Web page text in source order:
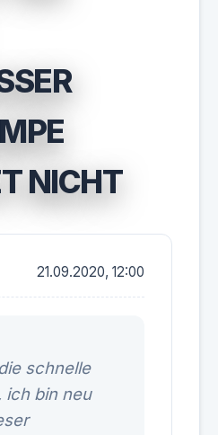
NICHT
21.09.2020, 12:00
schnelle
ich bin neu